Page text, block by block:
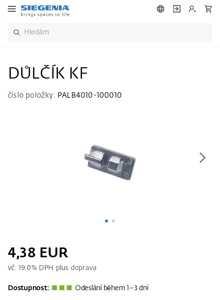
DŮLČÍK KF
číslo položky: PALB4010-100010
4,38 EUR
vč. 19.0% DPH plus doprava
Dostupnost: Odeslání během 1–3 dní